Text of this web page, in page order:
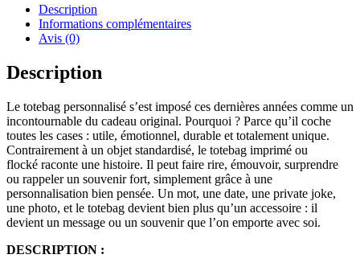
quantityDescription
Informations complémentaires
Avis (0)
Description
Le totebag personnalisé s’est imposé ces dernières années comme un
incontournable du cadeau original. Pourquoi ? Parce qu’il coche
toutes les cases : utile, émotionnel, durable et totalement unique.
Contrairement à un objet standardisé, le totebag imprimé ou
flocké raconte une histoire. Il peut faire rire, émouvoir, surprendre
ou rappeler un souvenir fort, simplement grâce à une
personnalisation bien pensée. Un mot, une date, une private joke,
une photo, et le totebag devient bien plus qu’un accessoire : il
devient un message ou un souvenir que l’on emporte avec soi.
DESCRIPTION :